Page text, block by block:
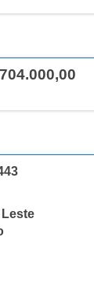
Leste